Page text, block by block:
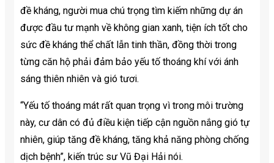
đề kháng, người mua chú trọng tìm kiếm những dự án
được đầu tư mạnh về không gian xanh, tiện ích tốt cho
sức đề kháng thể chất lẫn tinh thần, đồng thời trong
từng căn hộ phải đảm bảo yếu tố thoáng khí với ánh
sáng thiên nhiên và gió tươi.
“Yếu tố thoáng mát rất quan trọng vì trong môi trường
này, cư dân có đủ điều kiện tiếp cận nguồn nắng gió tự
nhiên, giúp tăng đề kháng, tăng khả năng phòng chống
dịch bệnh”, kiến trúc sư Vũ Đại Hải nói.